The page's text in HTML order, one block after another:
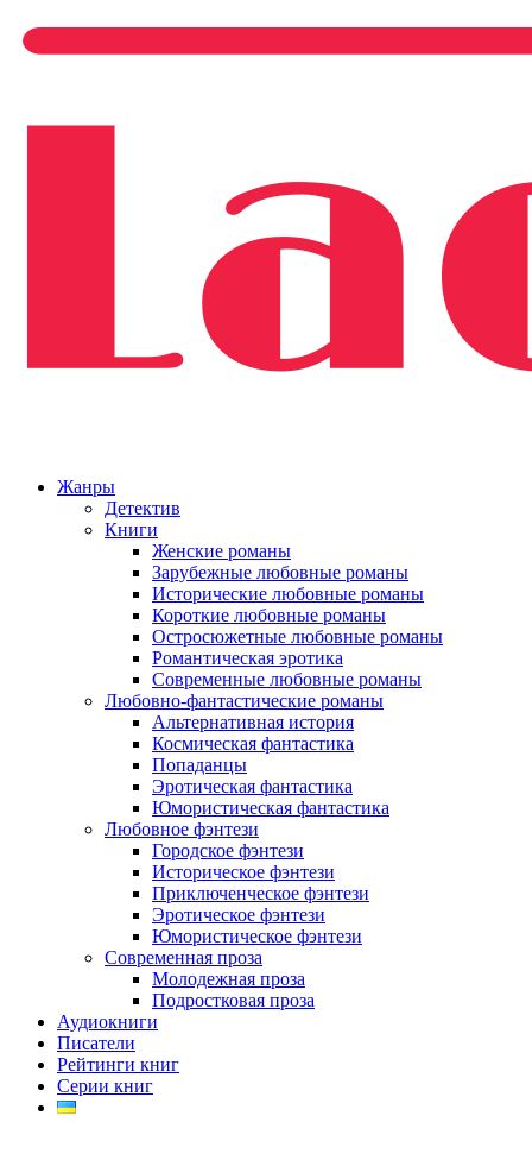
Жанры
Детектив
Книги
Женские романы
Зарубежные любовные романы
Исторические любовные романы
Короткие любовные романы
Остросюжетные любовные романы
Романтическая эротика
Современные любовные романы
Любовно-фантастические романы
Альтернативная история
Космическая фантастика
Попаданцы
Эротическая фантастика
Юмористическая фантастика
Любовное фэнтези
Городское фэнтези
Историческое фэнтези
Приключенческое фэнтези
Эротическое фэнтези
Юмористическое фэнтези
Современная проза
Молодежная проза
Подростковая проза
Аудиокниги
Писатели
Рейтинги книг
Серии книг